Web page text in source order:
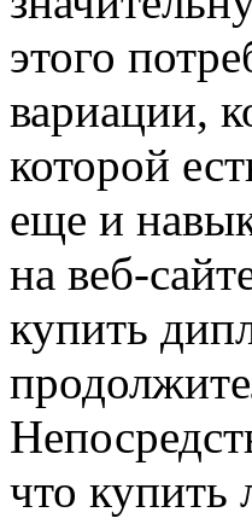
этого
вариации,
которой
еще и
на веб-
купить
что купить